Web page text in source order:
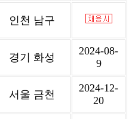
인천 남구
경기 화성
2024-08-
9
서울 금천
2024-12-
20